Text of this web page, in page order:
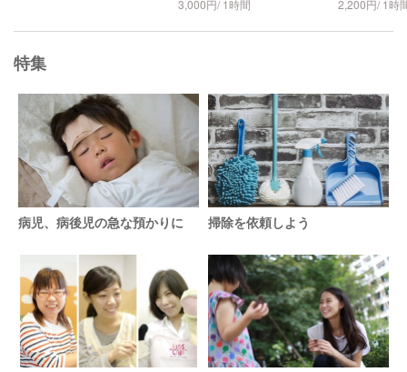
3,000円/ 1時間
2,200円/ 1時
特集
病児、病後児の急な預かりに 掃除を依頼しよう